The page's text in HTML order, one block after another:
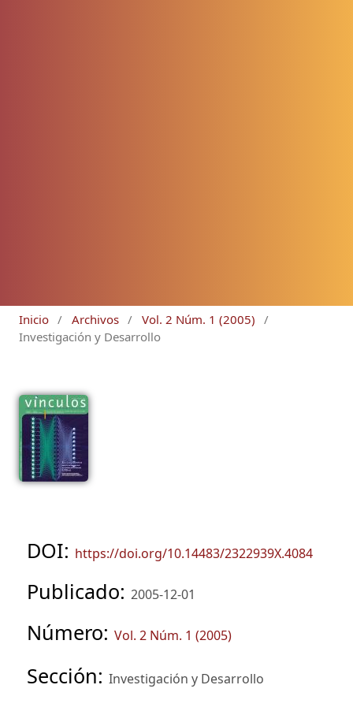
Inicio / Archivos / Vol. 2 Núm. 1 (2005)
/
Investigación y Desarrollo
DOI: https://doi.org/10.14483/2322939X.4084
Publicado: 2005-12-01
Número: Vol. 2 Núm. 1 (2005)
Sección: Investigación y Desarrollo